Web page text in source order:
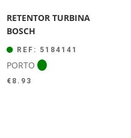
RETENTOR TURBINA
BOSCH
REF: 5184141
PORTO
€ 8.93